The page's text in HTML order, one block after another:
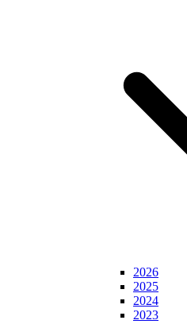
2026
2025
2024
2023